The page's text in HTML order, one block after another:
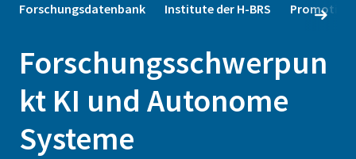
Forschungsdatenbank Institute der H-BRS Promotion
Forschungsschwerpun
kt KI und Autonome
Systeme